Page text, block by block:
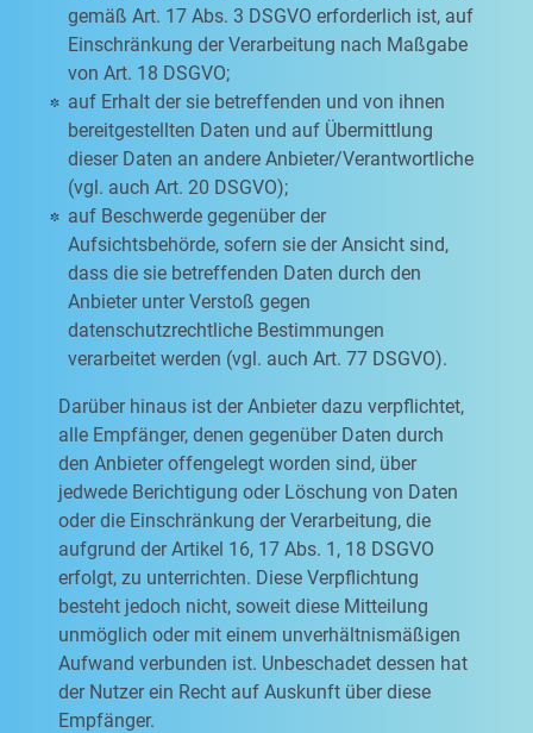
gemäß Art. 17 Abs. 3 DSGVO erforderlich ist, auf
Einschränkung der Verarbeitung nach Maßgabe
von Art. 18 DSGVO;
auf Erhalt der sie betreffenden und von ihnen
bereitgestellten Daten und auf Übermittlung
dieser Daten an andere Anbieter/Verantwortliche
(vgl. auch Art. 20 DSGVO);
auf Beschwerde gegenüber der
Aufsichtsbehörde, sofern sie der Ansicht sind,
dass die sie betreffenden Daten durch den
Anbieter unter Verstoß gegen
datenschutzrechtliche Bestimmungen
verarbeitet werden (vgl. auch Art. 77 DSGVO).
Darüber hinaus ist der Anbieter dazu verpflichtet,
alle Empfänger, denen gegenüber Daten durch
den Anbieter offengelegt worden sind, über
jedwede Berichtigung oder Löschung von Daten
oder die Einschränkung der Verarbeitung, die
aufgrund der Artikel 16, 17 Abs. 1, 18 DSGVO
erfolgt, zu unterrichten. Diese Verpflichtung
besteht jedoch nicht, soweit diese Mitteilung
unmöglich oder mit einem unverhältnismäßigen
Aufwand verbunden ist. Unbeschadet dessen hat
der Nutzer ein Recht auf Auskunft über diese
Empfänger.